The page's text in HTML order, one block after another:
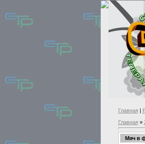
Главная |
Главная »
Мяч в